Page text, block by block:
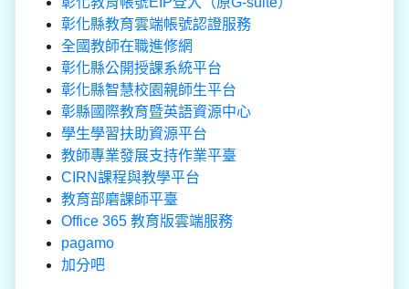
彰化縣教育雲端帳號認證服務
全國教師在職進修網
彰化縣公開授課系統平台
彰化縣智慧校園親師生平台
彰縣國際教育暨英語資源中心
學生學習扶助資源平台
教師專業發展支持作業平臺
CIRN課程與教學平台
教育部磨課師平臺
Office 365 教育版雲端服務
pagamo
加分吧